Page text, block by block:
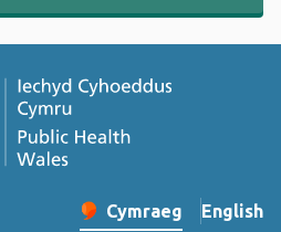
Cymraeg English
–